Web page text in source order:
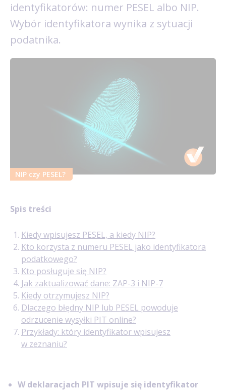
identyfikatorów: numer PESEL albo NIP.
Wybór identyfikatora wynika z sytuacji
podatnika.
NIP czy PESEL?
Spis treści
Kiedy wpisujesz PESEL, a kiedy NIP?
Kto korzysta z numeru PESEL jako identyfikatora
podatkowego?
Kto posługuje się NIP?
Jak zaktualizować dane: ZAP-3 i NIP-7
Kiedy otrzymujesz NIP?
Dlaczego błędny NIP lub PESEL powoduje
odrzucenie wysyłki PIT online?
Przykłady: który identyfikator wpisujesz
w zeznaniu?
W deklaracjach PIT wpisuje się identyfikator